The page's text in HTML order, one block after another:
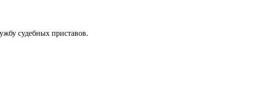
судебных приставов.